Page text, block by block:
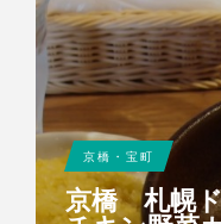
京橋・宝町
京橋 札幌